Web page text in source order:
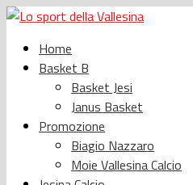
Home
Basket B
Basket Jesi
Janus Basket
Promozione
Biagio Nazzaro
Moie Vallesina Calcio